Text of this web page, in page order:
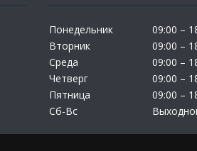
Понедельник
09:00 –
Вторник
09:00 –
Среда
09:00 –
Четверг
09:00 –
Пятница
09:00 –
Сб-Вс